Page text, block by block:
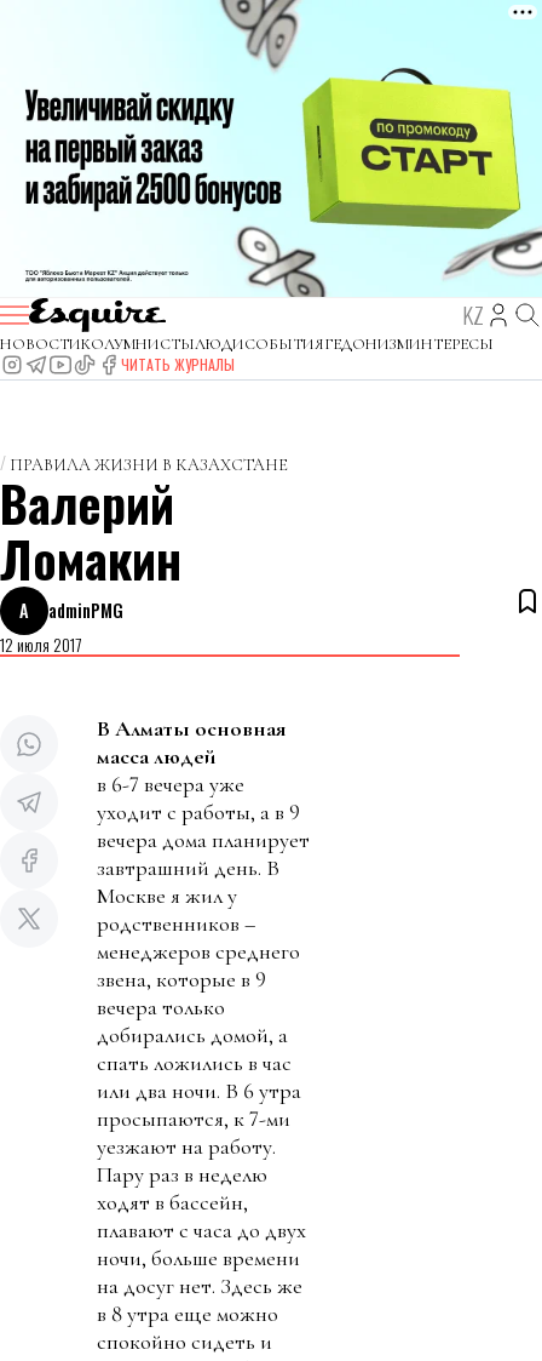
KZ
НОВОСТИКОЛУМНИСТЫЛЮДИСОБЫТИЯГЕДОНИЗМИНТЕРЕСЫ
ЧИТАТЬ ЖУРНАЛЫ
ПРАВИЛА ЖИЗНИ В КАЗАХСТАНЕ
Валерий
Ломакин
A
adminPMG
12 июля 2017
В Алматы основная
масса людей
в 6-7 вечера уже
уходит с работы, а в 9
вечера дома планирует
завтрашний день. В
Москве я жил у
родственников –
менеджеров среднего
звена, которые в 9
вечера только
добирались домой, а
спать ложились в час
или два ночи. В 6 утра
просыпаются, к 7-ми
уезжают на работу.
Пару раз в неделю
ходят в бассейн,
плавают с часа до двух
ночи, больше времени
на досуг нет. Здесь же
в 8 утра еще можно
спокойно сидеть и